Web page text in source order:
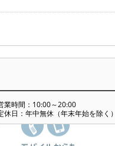
業時間：10:00～20:00
休日：年中無休（年末年始を除く）